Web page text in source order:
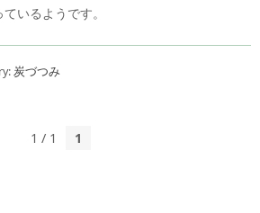
いるようです。
炭づつみ
1 / 1 1